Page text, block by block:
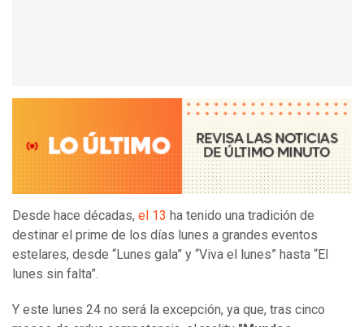
Desde hace décadas, el 13 ha tenido una tradición de
destinar el prime de los días lunes a grandes eventos
estelares, desde “Lunes gala” y “Viva el lunes” hasta “El
lunes sin falta”.
Y este lunes 24 no será la excepción, ya que, tras cinco